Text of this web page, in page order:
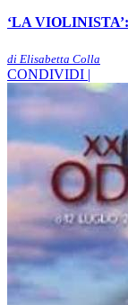
‘LA
di Elisabetta Colla
CONDIVIDI |